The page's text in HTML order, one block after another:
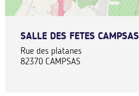
SALLE DES FETES CAMPSAS
Rue des platanes
82370 CAMPSAS